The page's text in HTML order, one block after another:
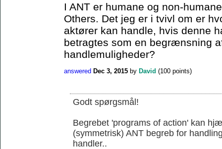
I ANT er humane og non-
Others. Det jeg er i tvivl om er
aktører kan handle, hvis denne
betragtes som en begrænsning
handlemuligheder?
answered Dec 3, 2015 by David (100 points)
Godt spørgsmål!
Begrebet 'programs of action' kan
(symmetrisk) ANT begreb for
handler..